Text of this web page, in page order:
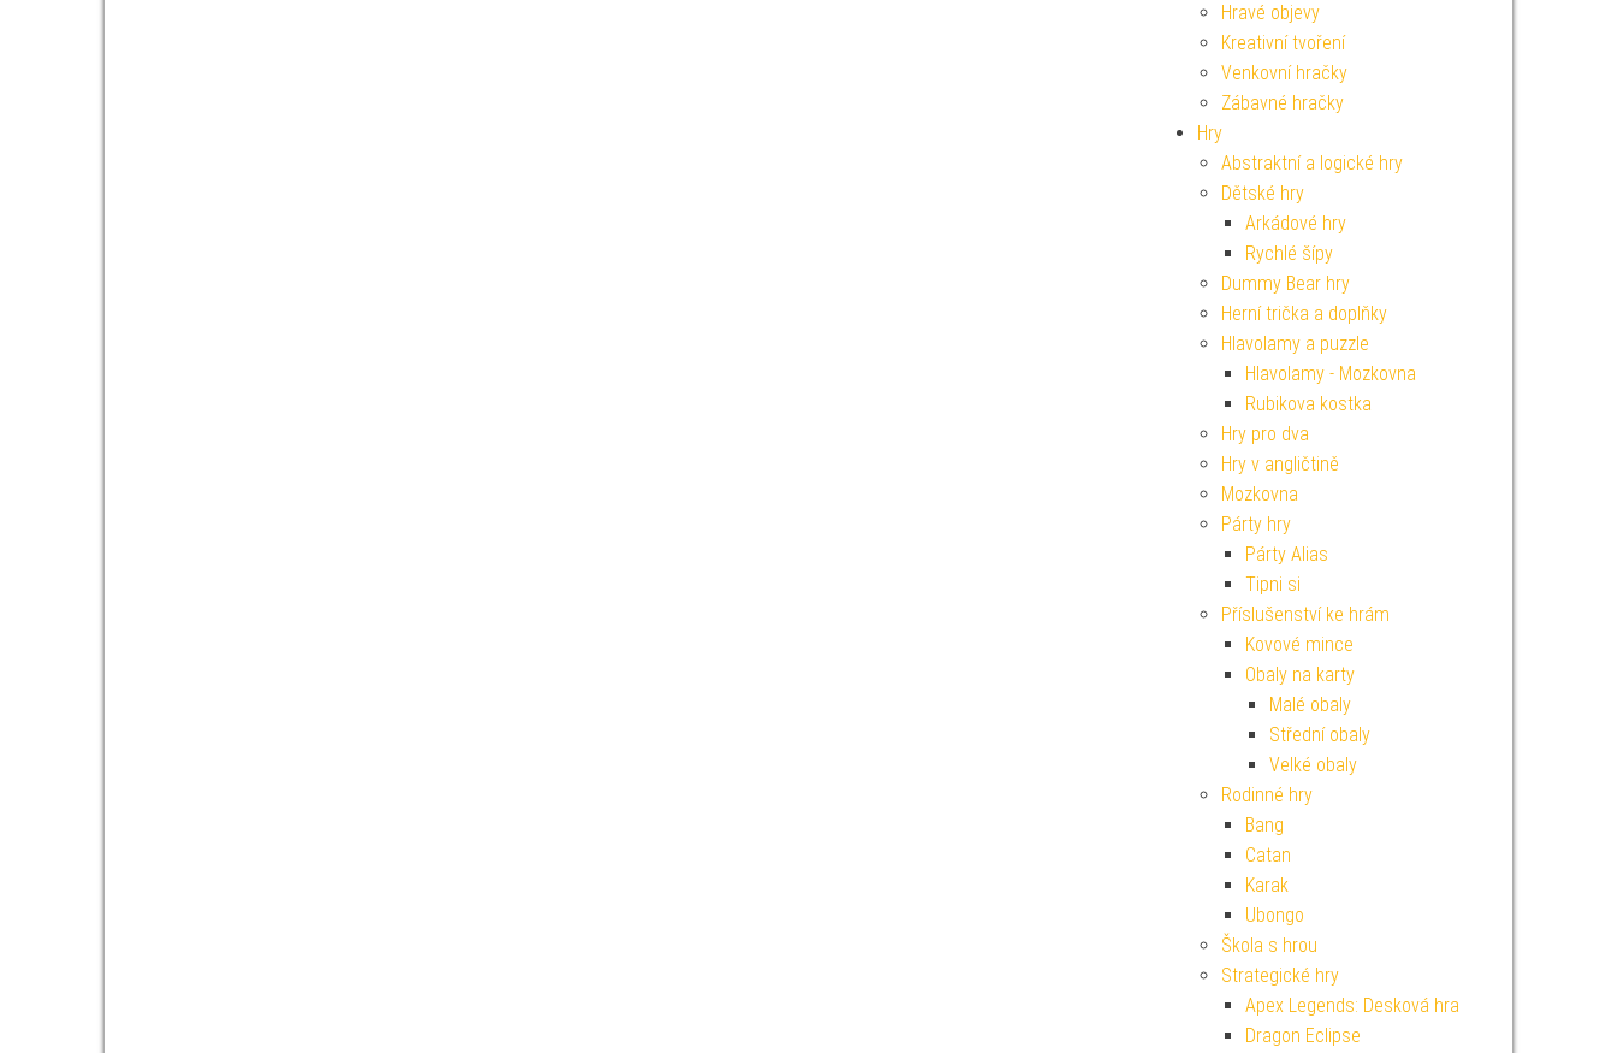
Hravé objevy
Kreativní tvoření
Venkovní hračky
Zábavné hračky
Hry
Abstraktní a logické hry
Dětské hry
Arkádové hry
Rychlé šípy
Dummy Bear hry
Herní trička a doplňky
Hlavolamy a puzzle
Hlavolamy - Mozkovna
Rubikova kostka
Hry pro dva
Hry v angličtině
Mozkovna
Párty hry
Párty Alias
Tipni si
Příslušenství ke hrám
Kovové mince
Obaly na karty
Malé obaly
Střední obaly
Velké obaly
Rodinné hry
Bang
Catan
Karak
Ubongo
Škola s hrou
Strategické hry
Apex Legends: Desková hra
Dragon Eclipse